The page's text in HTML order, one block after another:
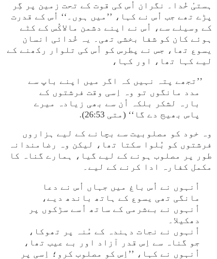
ہستیٔ خُدا۔ نگران اُس کی قوت کے تحت زمین پر گِر
پڑے تھے جب اُس نے کہا، ’’میں ہوں۔‘‘ اُس کے قدرت
کے وسیلے سے، اُس نے اپنے دشمن مالاکُس کے کٹے
ہوئے کان کو شفا بخشی تھی۔ یہ خُدائی انسان
یسوع تھا، جس نے پطرس کو اُس کی تلوار رکھنے کے
لیے کہا تھا، اور کہا،
’’تجھے پتہ نہیں کہ اگر میں اپنے باپ سے
مدد مانگوں تو وہ اِسی وقت فرشتوں کے
بارہ لشکر بلکہ اُن سے بھی زیادہ میرے
پاس بھیج دے گا‘‘ (متی 26:53).
وہ خود کو مصلوبیت سے بچانے کے لیے ہزاروں
فرشتوں کو بُلوا سکتا تھا، لیکن وہ رضامندانہ
طور پر مصلوب ہونے کے لیے گیا، ہمارے گناہ کا
مکمل کفارہ ادا کرنے کے لیے۔
اُنہوں نے اُس باغ میں جہاں اُس نے دعا
مانگی تھی یسوع کے ہاتھ باندھ دیے،
اُنہوں نے بےشرمی کے ساتھ اُسے سڑکوں پر
دھکیلا۔
اُنہوں نے نجات دہندہ کے مُنہ پر تھوکا،
جو گناہ سے اِس قدر آزاد اور بے عیب تھا،
اُنہوں نے کہا، ’’اِس کو مصلوب کرو؛ اِسی پر